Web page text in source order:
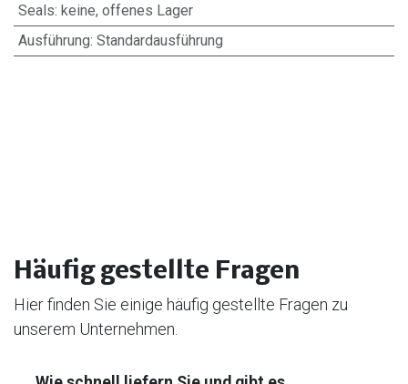
Seals: keine, offenes Lager
Ausführung: Standardausführung
Häufig gestellte Fragen
Hier finden Sie einige häufig gestellte Fragen zu
unserem Unternehmen.